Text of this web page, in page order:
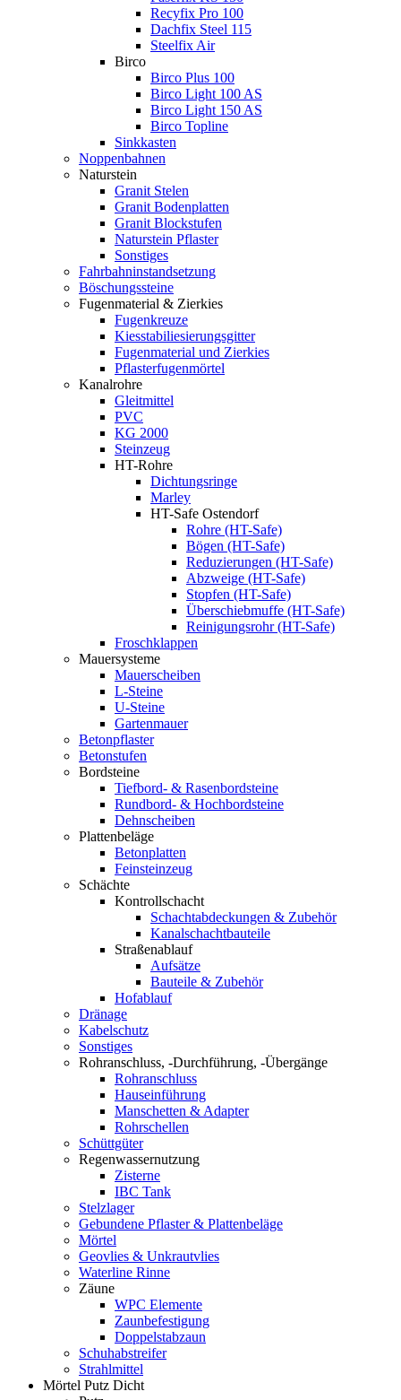
Recyfix Pro 100
Dachfix Steel 115
Steelfix Air
Birco
Birco Plus 100
Birco Light 100 AS
Birco Light 150 AS
Birco Topline
Sinkkasten
Noppenbahnen
Naturstein
Granit Stelen
Granit Bodenplatten
Granit Blockstufen
Naturstein Pflaster
Sonstiges
Fahrbahninstandsetzung
Böschungssteine
Fugenmaterial & Zierkies
Fugenkreuze
Kiesstabiliesierungsgitter
Fugenmaterial und Zierkies
Pflasterfugenmörtel
Kanalrohre
Gleitmittel
PVC
KG 2000
Steinzeug
HT-Rohre
Dichtungsringe
Marley
HT-Safe Ostendorf
Rohre (HT-Safe)
Bögen (HT-Safe)
Reduzierungen (HT-Safe)
Abzweige (HT-Safe)
Stopfen (HT-Safe)
Überschiebmuffe (HT-Safe)
Reinigungsrohr (HT-Safe)
Froschklappen
Mauersysteme
Mauerscheiben
L-Steine
U-Steine
Gartenmauer
Betonpflaster
Betonstufen
Bordsteine
Tiefbord- & Rasenbordsteine
Rundbord- & Hochbordsteine
Dehnscheiben
Plattenbeläge
Betonplatten
Feinsteinzeug
Schächte
Kontrollschacht
Schachtabdeckungen & Zubehör
Kanalschachtbauteile
Straßenablauf
Aufsätze
Bauteile & Zubehör
Hofablauf
Dränage
Kabelschutz
Sonstiges
Rohranschluss, -Durchführung, -Übergänge
Rohranschluss
Hauseinführung
Manschetten & Adapter
Rohrschellen
Schüttgüter
Regenwassernutzung
Zisterne
IBC Tank
Stelzlager
Gebundene Pflaster & Plattenbeläge
Mörtel
Geovlies & Unkrautvlies
Waterline Rinne
Zäune
WPC Elemente
Zaunbefestigung
Doppelstabzaun
Schuhabstreifer
Strahlmittel
Mörtel Putz Dicht